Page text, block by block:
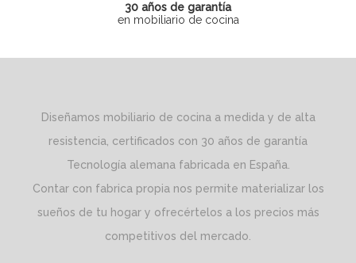
30 años de garantía
en mobiliario de cocina
Diseñamos mobiliario de cocina a medida y de alta
resistencia, certificados con 30 años de garantía
Tecnología alemana fabricada en España.
Contar con fabrica propia nos permite materializar los
sueños de tu hogar y ofrecértelos a los precios más
competitivos del mercado.